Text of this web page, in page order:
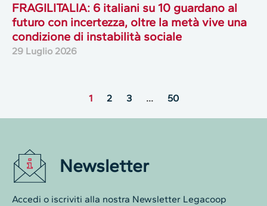
FRAGILITALIA: 6 italiani su 10 guardano al
futuro con incertezza, oltre la metà vive una
condizione di instabilità sociale
29 Luglio 2026
1 2 3 … 50
Newsletter
Accedi o iscriviti alla nostra Newsletter Legacoop